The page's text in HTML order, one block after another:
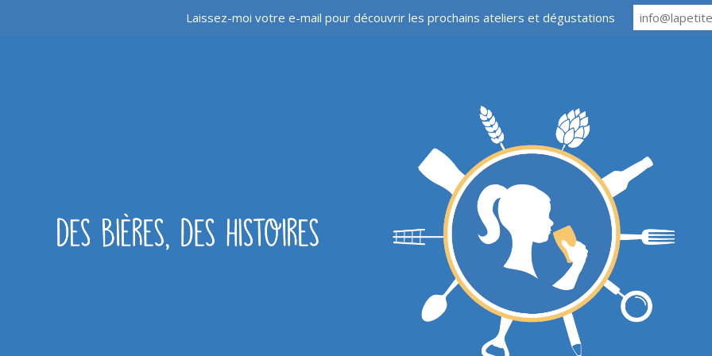
Laissez-moi votre e-mail pour découvrir les prochains ateliers et dégustations